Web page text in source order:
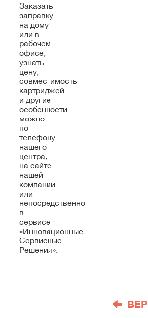
Заказать
заправку
на дому
или в
рабочем
офисе,
узнать
цену,
совместимость
картриджей
и другие
особенности
можно
по
телефону
нашего
центра,
на сайте
нашей
компании
или
непосредственно
в
сервисе
«Инновационные
Сервисные
Решения».